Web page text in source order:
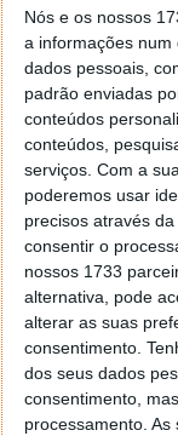
Nós e os nossos
a informações num
dados pessoais,
padrão enviadas
conteúdos
conteúdos,
serviços. Com a
poderemos usar
precisos através
consentir o
nossos 1733
alternativa, pode
alterar as suas
consentimento.
dos seus dados
consentimento,
processamento.
Pro, etc).
Adware
The
apps,
https://
https://
—
2019
Assim que o
chegando